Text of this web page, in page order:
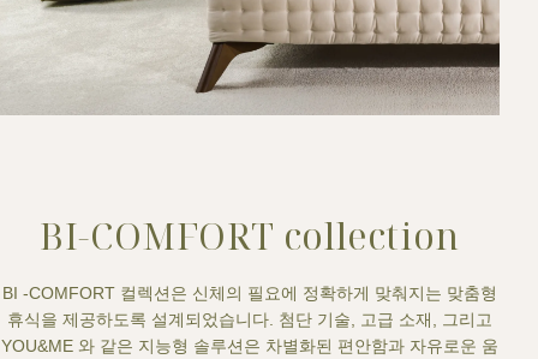
BI-COMFORT collection
BI -COMFORT 컬렉션은 신체의 필요에 정확하게 맞춰지는 맞춤형
휴식을 제공하도록 설계되었습니다. 첨단 기술, 고급 소재, 그리고
YOU&ME 와 같은 지능형 솔루션은 차별화된 편안함과 자유로운 움